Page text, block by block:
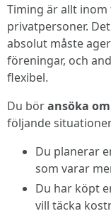
Timing är allt
privatpersoner.
absolut måste
föreningar, och
flexibel.
Du böransöka
följande
Du planerar
som varar
Du har köpt
vill täcka